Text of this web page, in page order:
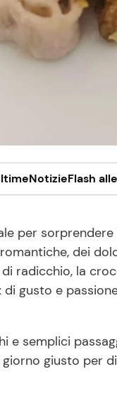
per
dei
radicchio, la
gusto e
e semplici
giusto per